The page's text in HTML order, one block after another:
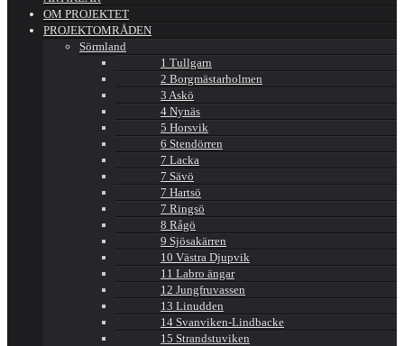
OM PROJEKTET
PROJEKTOMRÅDEN
Sörmland
1 Tullgarn
2 Borgmästarholmen
3 Askö
4 Nynäs
5 Horsvik
6 Stendörren
7 Lacka
7 Sävö
7 Hartsö
7 Ringsö
8 Rågö
9 Sjösakärren
10 Västra Djupvik
11 Labro ängar
12 Jungfruvassen
13 Linudden
14 Svanviken-Lindbacke
15 Strandstuviken